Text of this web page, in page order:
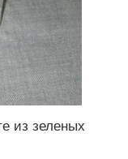
из зеленых